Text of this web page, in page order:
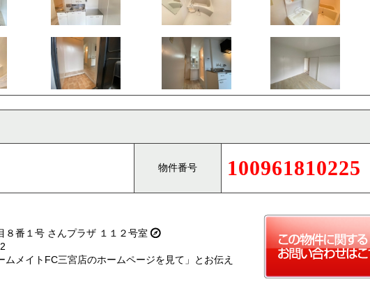
物件番号 100961810225
８番１号 さんプラザ １１２号室
メイトFC三宮店のホームページを見て」とお伝え